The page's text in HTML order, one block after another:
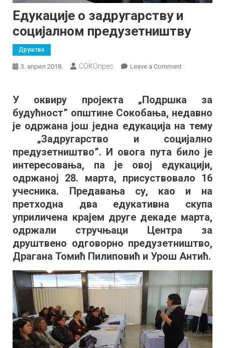
Едукације о задругарству и
социјалном предузетништву
Друштво
3. април 2018. СОКОпрес Leave a Commenton
задругарству
и
социјалном
У оквиру пројекта „Подршка за
будућност” општине Сокобања, недавно
је одржана још једна едукација на тему
„Задругарство и социјално
предузетништво”. И овога пута било је
интересовања, па је овој едукацији,
одржаној 28. марта, присуствовало 16
учесника. Предавања су, као и на
претходна два едукативна скупа
уприличена крајем друге декаде марта,
одржали стручњаци Центра за
друштвено одговорно предузетништво,
Драгана Томић Пилиповић и Урош Антић.